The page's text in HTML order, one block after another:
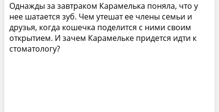
Однажды за завтраком Карамелька поняла, что у
нее шатается зуб. Чем утешат ее члены семьи и
друзья, когда кошечка поделится с ними своим
открытием. И зачем Карамельке придется идти к
стоматологу?